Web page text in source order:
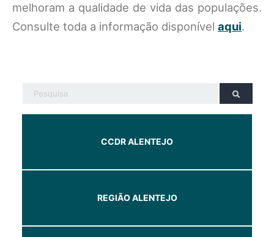
melhoram a qualidade de vida das populações.
Consulte toda a informação disponível aqui.
CCDR ALENTEJO
REGIÃO ALENTEJO